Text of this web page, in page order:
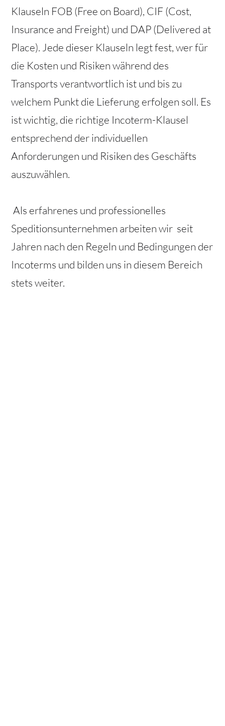
Klauseln FOB (Free on Board), CIF (Cost,
Insurance and Freight) und DAP (Delivered at
Place). Jede dieser Klauseln legt fest, wer für
die Kosten und Risiken während des
Transports verantwortlich ist und bis zu
welchem Punkt die Lieferung erfolgen soll. Es
ist wichtig, die richtige Incoterm-Klausel
entsprechend der individuellen
Anforderungen und Risiken des Geschäfts
auszuwählen.
Als erfahrenes und professionelles
Speditionsunternehmen arbeiten wir seit
Jahren nach den Regeln und Bedingungen der
Incoterms und bilden uns in diesem Bereich
stets weiter.